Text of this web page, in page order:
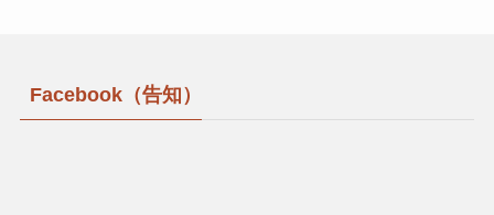
Facebook（告知）